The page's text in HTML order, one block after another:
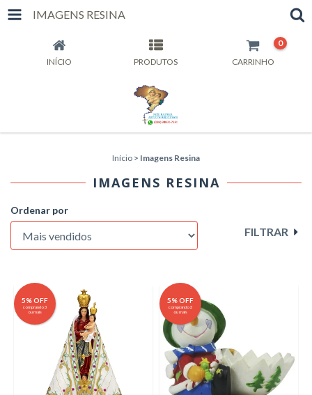
IMAGENS RESINA
INÍCIO PRODUTOS CARRINHO
0
Início > Imagens Resina
IMAGENS RESINA
Ordenar por
FILTRAR
5% OFF
comprando 3
ou mais
5% OFF
comprando 3
ou mais